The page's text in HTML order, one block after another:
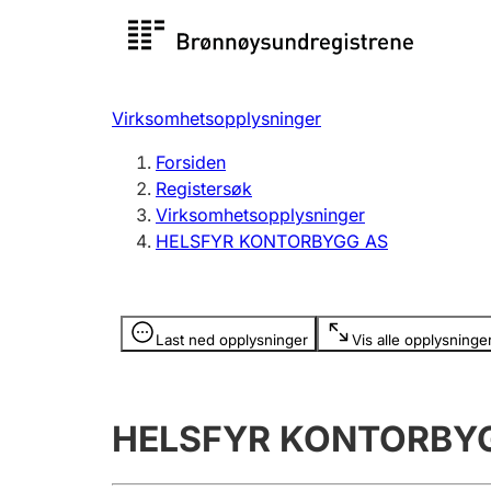
Registersøk
Registrere, endre, slette
Virksomhetsopplysninger
Forsiden
Registersøk
Virksomhetsopplysninger
HELSFYR KONTORBYGG AS
Last ned opplysninger Vis alle
Opplysninger er skjult
HELSFYR